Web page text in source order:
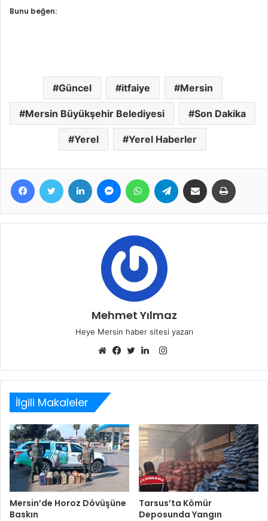
Bunu beğen:
Güncel itfaiye Mersin
Mersin Büyükşehir Belediyesi Son Dakika
Yerel Yerel Haberler
FacebookTwitter LinkedIn MessengerWhatsAppTelegram E-Posta ile paylaş
Mehmet Yılmaz
Heye Mersin haber sitesi yazarı
sitesi
Instagram
İlgili Makaleler
Mersin’de Horoz Dövüşüne
Baskın
Tarsus’ta Kömür
Deposunda Yangın